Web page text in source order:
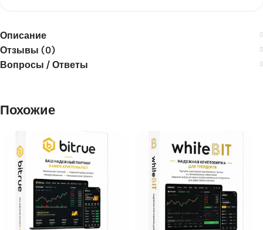
Описание
Отзывы (0)
Вопросы / Ответы
Похожие